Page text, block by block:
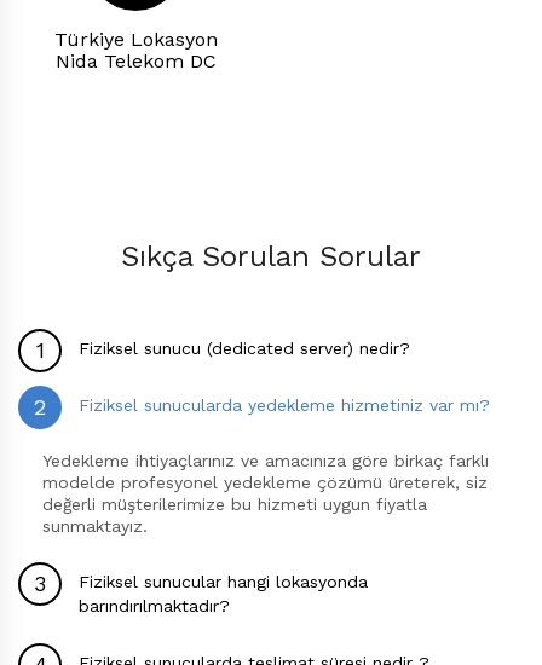
Türkiye Lokasyon
Nida Telekom DC
Sıkça Sorulan Sorular
Fiziksel sunucu (dedicated server) nedir?
Fiziksel sunucularda yedekleme hizmetiniz var mı?
Yedekleme ihtiyaçlarınız ve amacınıza göre birkaç farklı
modelde profesyonel yedekleme çözümü üreterek, siz
değerli müşterilerimize bu hizmeti uygun fiyatla
sunmaktayız.
Fiziksel sunucular hangi lokasyonda
barındırılmaktadır?